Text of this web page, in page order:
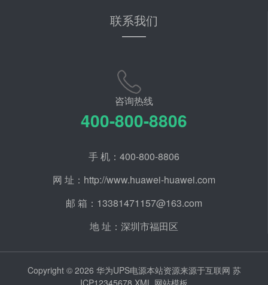
联系我们
咨询热线
400-800-8806
手 机：400-800-8806
网 址：http://www.huawei-huawei.com
邮 箱：13381471157@163.com
地 址：深圳市福田区
Copyright © 2026 华为UPS电源本站资源来源于互联网 苏